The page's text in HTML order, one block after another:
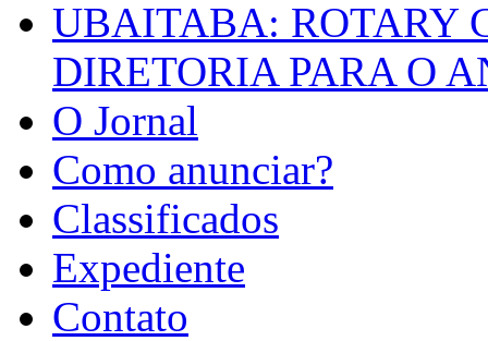
UBAITABA: ROTARY
DIRETORIA PARA O
O Jornal
Como anunciar?
Classificados
Expediente
Contato